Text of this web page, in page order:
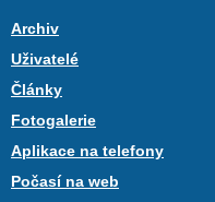
Archiv
Uživatelé
Články
Fotogalerie
Aplikace na telefony
Počasí na web